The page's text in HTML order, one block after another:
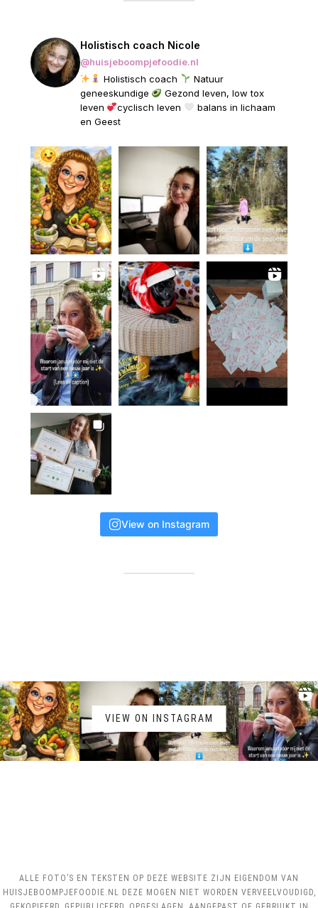
Holistisch coach Nicole
@huisjeboompjefoodie.nl
Holistisch coach
Natuur
geneeskundige
Gezond leven, low tox
leven
cyclisch leven
balans in lichaam
en Geest
View on Instagram
VIEW ON INSTAGRAM
ALLE FOTO’S EN TEKSTEN OP DEZE WEBSITE ZIJN EIGENDOM VAN
HUISJEBOOMPJEFOODIE.NL DEZE MOGEN NIET WORDEN VERVEELVOUDIGD,